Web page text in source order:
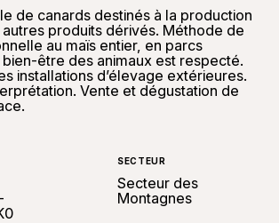
de canards destinés à la production
produits dérivés. Méthode de
au maïs entier, en parcs
être des animaux est respecté.
installations d’élevage extérieures.
Vente et dégustation de
SECTEUR
Secteur des
Montagnes